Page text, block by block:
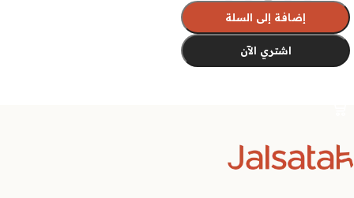
إضافة إلى السلة
اشتري الآن